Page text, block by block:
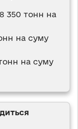
350 тонн на
на суму
на суму